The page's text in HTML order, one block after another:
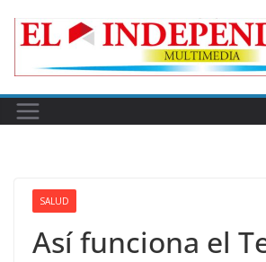
SALUD
Así funciona el